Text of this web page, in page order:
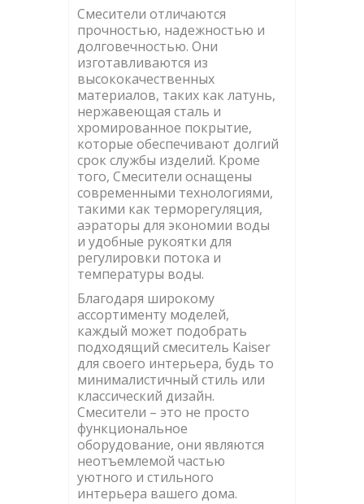
Смесители отличаются
прочностью, надежностью и
долговечностью. Они
изготавливаются из
высококачественных
материалов, таких как латунь,
нержавеющая сталь и
хромированное покрытие,
которые обеспечивают долгий
срок службы изделий. Кроме
того, Смесители оснащены
современными технологиями,
такими как терморегуляция,
аэраторы для экономии воды
и удобные рукоятки для
регулировки потока и
температуры воды.
Благодаря широкому
ассортименту моделей,
каждый может подобрать
подходящий смеситель Kaiser
для своего интерьера, будь то
минималистичный стиль или
классический дизайн.
Смесители – это не просто
функциональное
оборудование, они являются
неотъемлемой частью
уютного и стильного
интерьера вашего дома.